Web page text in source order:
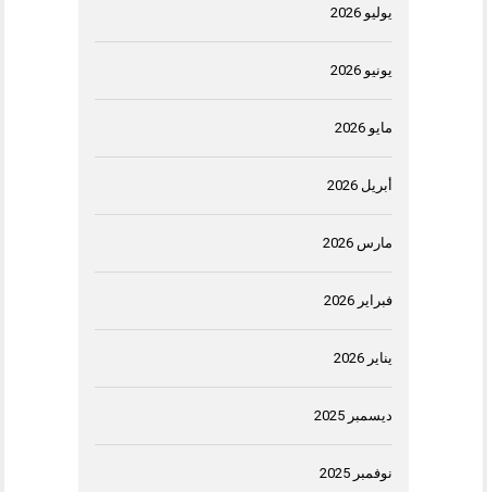
يوليو 2026
يونيو 2026
مايو 2026
أبريل 2026
مارس 2026
فبراير 2026
يناير 2026
ديسمبر 2025
نوفمبر 2025